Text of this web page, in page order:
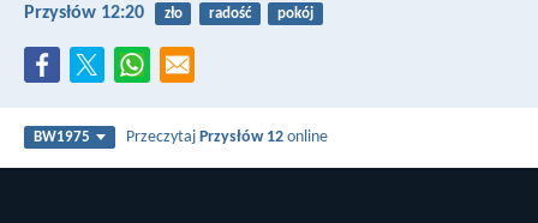
Przysłów 12:20 zło radość pokój
BW1975 PrzeczytajPrzysłów 12 online